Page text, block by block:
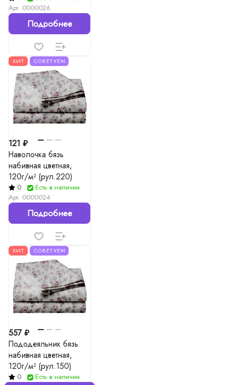
Арт. 0000026
Подробнее
ХИТ СОВЕТУЕМ
121 ₽
Наволочка бязь
набивная цветная,
120г/м² (рул.220)
0
Есть в наличии
Арт. 0000024
Подробнее
ХИТ СОВЕТУЕМ
557 ₽
Пододеяльник бязь
набивная цветная,
120г/м² (рул.150)
0 Есть в наличии